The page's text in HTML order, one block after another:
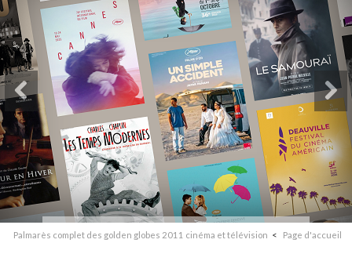
Palmarès complet des golden globes 2011 cinéma et télévision Page d'accueil